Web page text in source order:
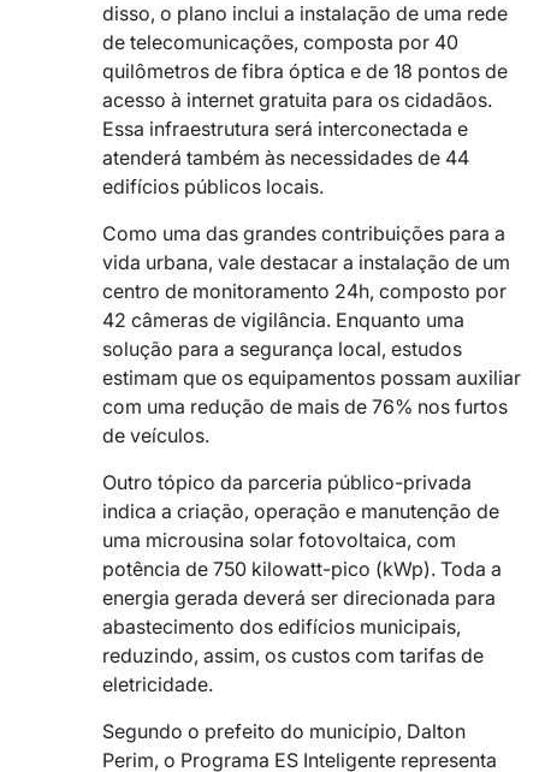
disso, o plano inclui a instalação de uma rede
de telecomunicações, composta por 40
quilômetros de fibra óptica e de 18 pontos de
acesso à internet gratuita para os cidadãos.
Essa infraestrutura será interconectada e
atenderá também às necessidades de 44
edifícios públicos locais.
Como uma das grandes contribuições para a
vida urbana, vale destacar a instalação de um
centro de monitoramento 24h, composto por
42 câmeras de vigilância. Enquanto uma
solução para a segurança local, estudos
estimam que os equipamentos possam auxiliar
com uma redução de mais de 76% nos furtos
de veículos.
Outro tópico da parceria público-privada
indica a criação, operação e manutenção de
uma microusina solar fotovoltaica, com
potência de 750 kilowatt-pico (kWp). Toda a
energia gerada deverá ser direcionada para
abastecimento dos edifícios municipais,
reduzindo, assim, os custos com tarifas de
eletricidade.
Segundo o prefeito do município, Dalton
Perim, o Programa ES Inteligente representa